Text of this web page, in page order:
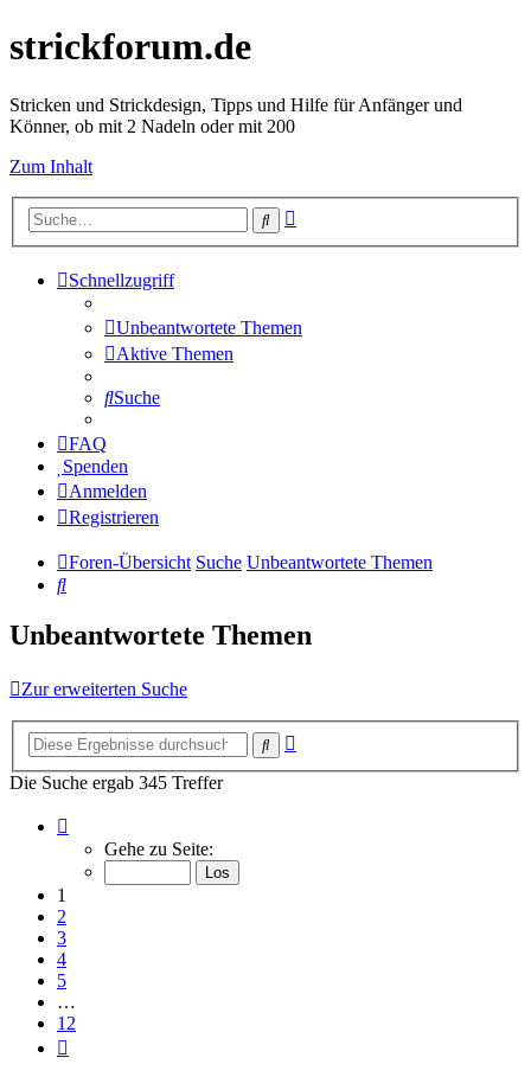
strickforum.de
Stricken und Strickdesign, Tipps und Hilfe für Anfänger und
Könner, ob mit 2 Nadeln oder mit 200
Zum Inhalt
Suche
Schnellzugriff
Unbeantwortete Themen
Aktive Themen
Suche
FAQ
Spenden
Anmelden
Registrieren
Foren-Übersicht Suche Unbeantwortete Themen
Suche
Unbeantwortete Themen
Zur erweiterten Suche
Suche
Die Suche ergab 345 Treffer
von
Gehe zu Seite:
1
2
3
4
5
…
12